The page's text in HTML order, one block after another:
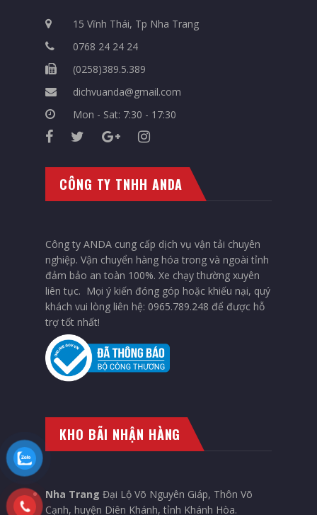
15 Vĩnh Thái, Tp Nha Trang
0768 24 24 24
(0258)389.5.389
dichvuanda@gmail.com
Mon - Sat: 7:30 - 17:30
CÔNG TY TNHH ANDA
Công ty ANDA cung cấp dịch vụ vận tải chuyên
nghiệp. Vận chuyển hàng hóa trong và ngoài tỉnh
đảm bảo an toàn 100%. Xe chạy thường xuyên
liên tục. Mọi ý kiến đóng góp hoặc khiếu nại, quý
khách vui lòng liên hệ: 0965.789.248 để được hỗ
trợ tốt nhất!
KHO BÃI NHẬN HÀNG
Nha Trang Đại Lộ Võ Nguyên Giáp, Thôn Võ
Cạnh, huyện Diên Khánh, tỉnh Khánh Hòa.